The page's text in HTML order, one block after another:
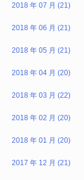
2018 年 07 月 (21)
2018 年 06 月 (21)
2018 年 05 月 (21)
2018 年 04 月 (20)
2018 年 03 月 (22)
2018 年 02 月 (20)
2018 年 01 月 (20)
2017 年 12 月 (21)